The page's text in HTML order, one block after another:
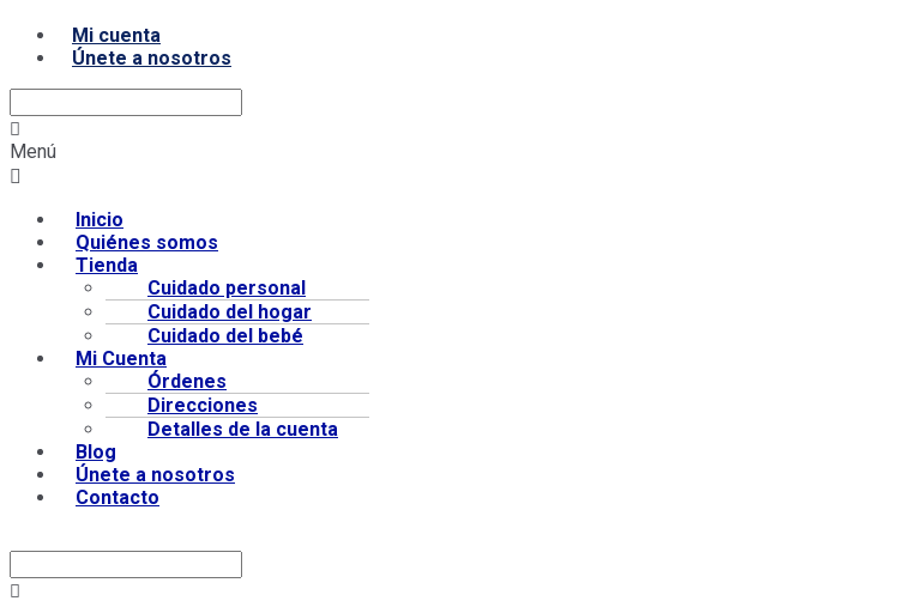
Mi cuenta
Únete a nosotros
Menú
Inicio
Quiénes somos
Tienda
Cuidado personal
Cuidado del hogar
Cuidado del bebé
Mi Cuenta
Órdenes
Direcciones
Detalles de la cuenta
Blog
Únete a nosotros
Contacto